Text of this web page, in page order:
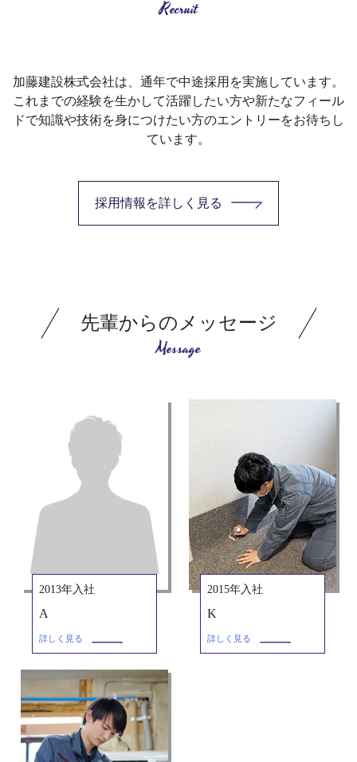
Recruit
加藤建設株式会社は、通年で中途採用を実施しています。
これまでの経験を生かして活躍したい方や新たなフィール
ドで知識や技術を身につけたい方のエントリーをお待ちし
ています。
採用情報を詳しく見る
先輩からのメッセージ
Message
2013年入社
A
詳しく見る
2015年入社
K
詳しく見る